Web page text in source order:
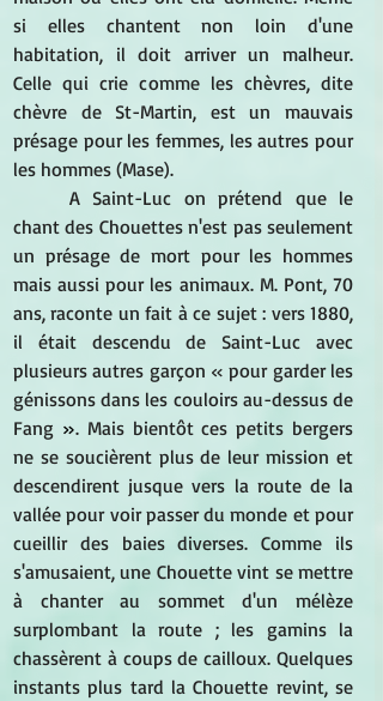
si elles chantent non loin d'une
habitation, il doit arriver un malheur.
Celle qui crie comme les chèvres, dite
chèvre de St-Martin, est un mauvais
présage pour les femmes, les autres pour
les hommes (Mase).
A Saint-Luc on prétend que le
chant des Chouettes n'est pas seulement
un présage de mort pour les hommes
mais aussi pour les animaux. M. Pont, 70
ans, raconte un fait à ce sujet : vers 1880,
il était descendu de Saint-Luc avec
plusieurs autres garçon « pour garder les
génissons dans les couloirs au-dessus de
Fang ». Mais bientôt ces petits bergers
ne se soucièrent plus de leur mission et
descendirent jusque vers la route de la
vallée pour voir passer du monde et pour
cueillir des baies diverses. Comme ils
s'amusaient, une Chouette vint se mettre
à chanter au sommet d'un mélèze
surplombant la route ; les gamins la
chassèrent à coups de cailloux. Quelques
instants plus tard la Chouette revint, se